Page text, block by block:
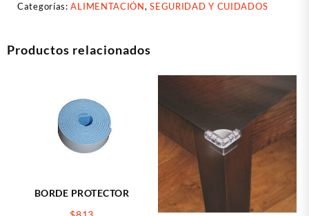
Categorías:ALIMENTACIÓN,SEGURIDAD Y CUIDADOS
Productos relacionados
BORDE PROTECTOR